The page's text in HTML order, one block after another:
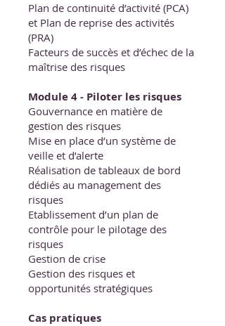
Plan de continuité d’activité (PCA)
et Plan de reprise des activités
(PRA)
Facteurs de succès et d’échec de la
maîtrise des risques
Module 4 - Piloter les risques
Gouvernance en matière de
gestion des risques
Mise en place d’un système de
veille et d’alerte
Réalisation de tableaux de bord
dédiés au management des
risques
Etablissement d’un plan de
contrôle pour le pilotage des
risques
Gestion de crise
Gestion des risques et
opportunités stratégiques
Cas pratiques